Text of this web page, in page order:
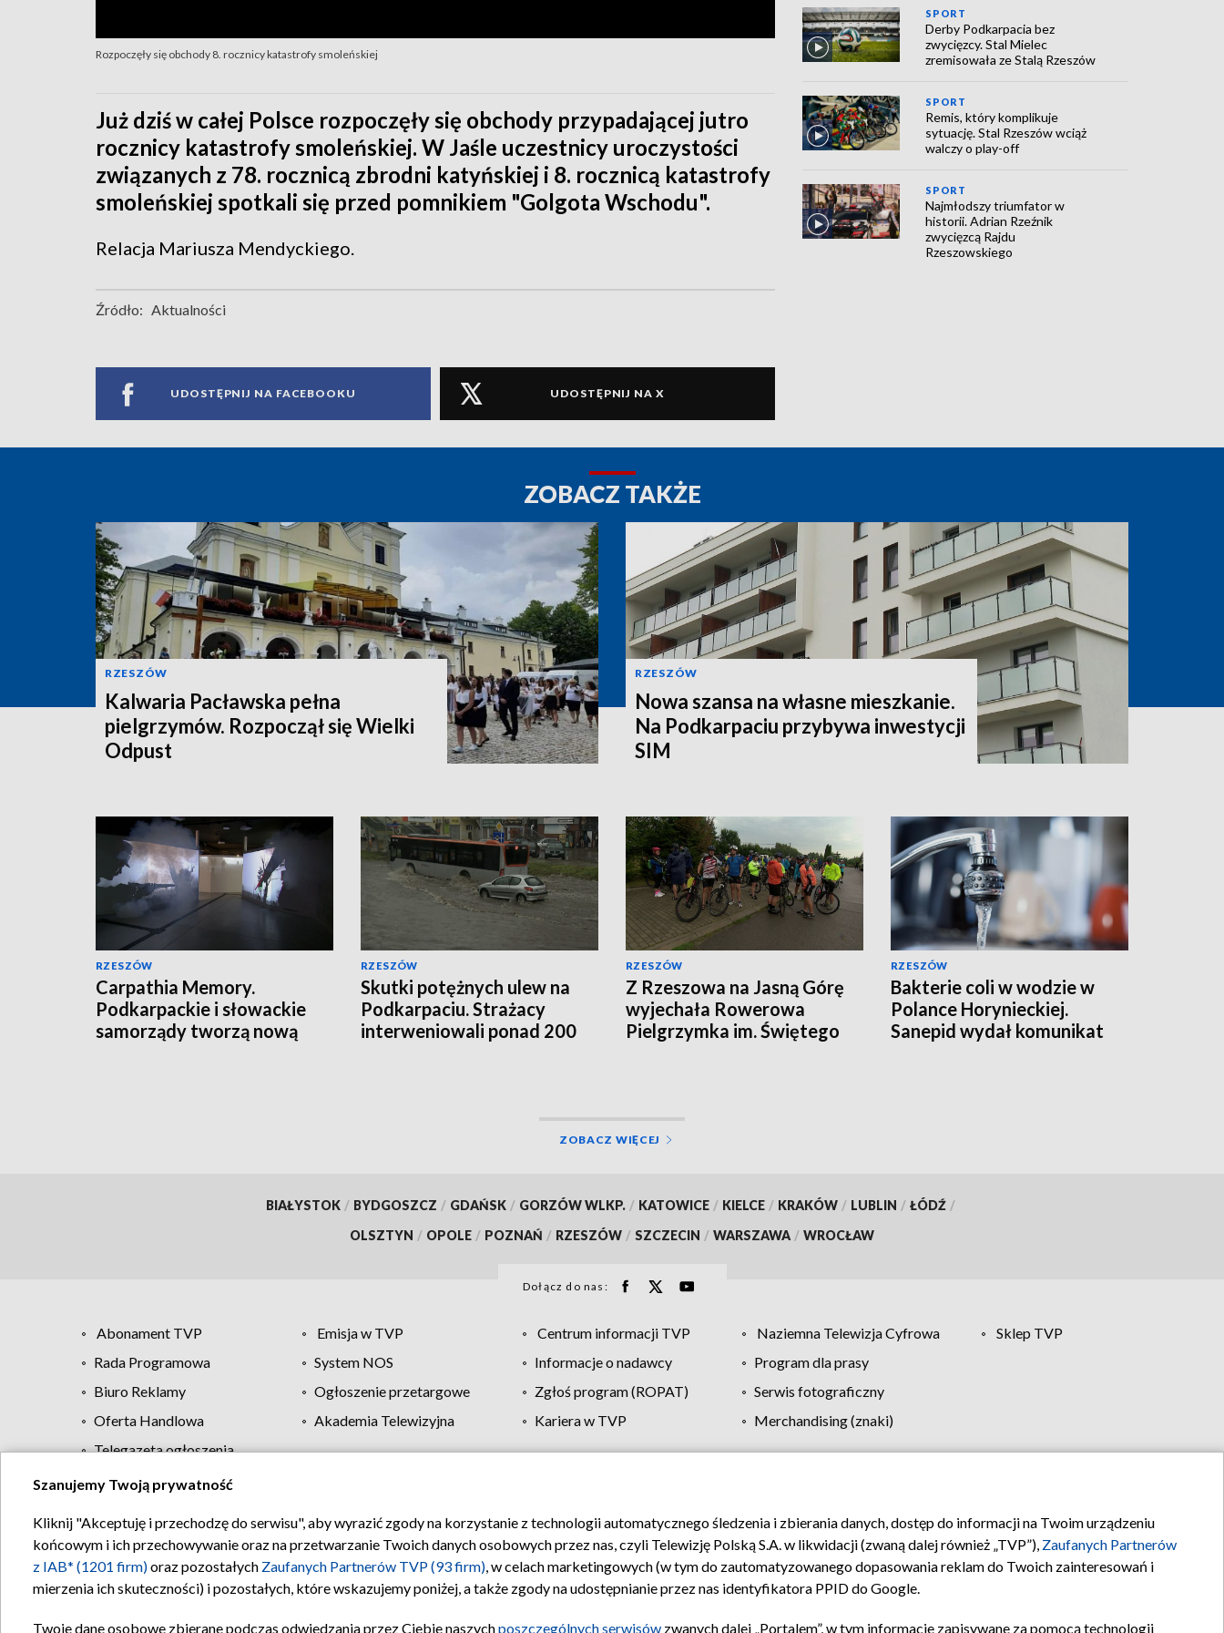
Rozpoczęły się obchody 8. rocznicy katastrofy smoleńskiej
Już dziś w całej Polsce rozpoczęły się obchody przypadającej jutro
rocznicy katastrofy smoleńskiej. W Jaśle uczestnicy uroczystości
związanych z 78. rocznicą zbrodni katyńskiej i 8. rocznicą katastrofy
smoleńskiej spotkali się przed pomnikiem "Golgota Wschodu".
Relacja Mariusza Mendyckiego.
Źródło: Aktualności
UDOSTĘPNIJ NA FACEBOOKU UDOSTĘPNIJ NA X
SPORT
Derby Podkarpacia bez
zwycięzcy. Stal Mielec
zremisowała ze Stalą Rzeszów
SPORT
Remis, który komplikuje
sytuację. Stal Rzeszów wciąż
walczy o play-off
SPORT
Najmłodszy triumfator w
historii. Adrian Rzeźnik
zwycięzcą Rajdu
Rzeszowskiego
ZOBACZ TAKŻE
RZESZÓW
Kalwaria Pacławska pełna
pielgrzymów. Rozpoczął się Wielki
Odpust
RZESZÓW
Nowa szansa na własne mieszkanie.
Na Podkarpaciu przybywa inwestycji
SIM
RZESZÓW
Carpathia Memory.
Podkarpackie i słowackie
samorządy tworzą nową
RZESZÓW
Skutki potężnych ulew na
Podkarpaciu. Strażacy
interweniowali ponad 200
RZESZÓW
Z Rzeszowa na Jasną Górę
wyjechała Rowerowa
Pielgrzymka im. Świętego
RZESZÓW
Bakterie coli w wodzie w
Polance Horynieckiej.
Sanepid wydał komunikat
ZOBACZ WIĘCEJ
BIAŁYSTOK / BYDGOSZCZ / GDAŃSK / GORZÓW WLKP. / KATOWICE / KIELCE / KRAKÓW / LUBLIN / ŁÓDŹ /
OLSZTYN / OPOLE / POZNAŃ / RZESZÓW / SZCZECIN / WARSZAWA / WROCŁAW
Dołącz do nas:
Abonament TVP Emisja w TVP Centrum informacji TVP Naziemna Telewizja Cyfrowa
Sklep TVP
Rada Programowa
System NOS Informacje o nadawcy
Program dla prasy
Biuro Reklamy
Ogłoszenie przetargowe Zgłoś program (ROPAT)
Serwis fotograficzny
Oferta Handlowa
Akademia Telewizyjna Kariera w TVP
Merchandising (znaki)
Telegazeta ogłoszenia
Regulamin TVP Polityka prywatności Moje zgody Pomoc Biuro reklamy Kontakt
Szanujemy Twoją prywatność
Kliknij "Akceptuję i przechodzę do serwisu", aby wyrazić zgody na korzystanie z technologii automatycznego śledzenia i zbierania danych, dostęp do informacji na Twoim urządzeniu
końcowym i ich przechowywanie oraz na przetwarzanie Twoich danych osobowych przez nas, czyli Telewizję Polską S.A. w likwidacji (zwaną dalej również „TVP”), Zaufanych Partnerów
z IAB* (1201 firm)oraz pozostałych Zaufanych Partnerów TVP (93 firm), w celach marketingowych (w tym do zautomatyzowanego dopasowania reklam do Twoich zainteresowań i
mierzenia ich skuteczności) i pozostałych, które wskazujemy poniżej, a także zgody na udostępnianie przez nas identyfikatora PPID do Google.
Twoje dane osobowe zbierane podczas odwiedzania przez Ciebie naszychposzczególnych serwisów zwanych dalej „Portalem”, w tym informacje zapisywane za pomocą technologii